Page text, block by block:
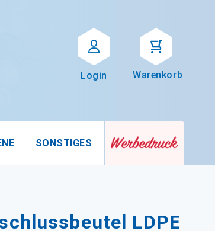
Login Warenkorb
SONSTIGES
LDPE